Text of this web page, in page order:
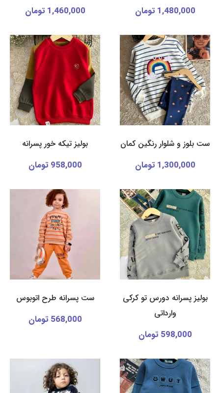
1,480,000 تومان 1,460,000 تومان
ست بلوز و شلوار رنگین کمان
1,300,000 تومان
بولیز تیکه خور پسرانه
958,000 تومان
بولیز پسرانه دورس تو کرکی
وارداتی
598,000 تومان
ست پسرانه طرح اتوبوس
568,000 تومان